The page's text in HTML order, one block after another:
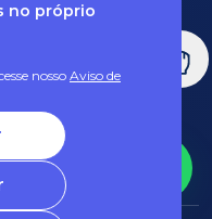
no próprio
nosso Aviso de
e LGPD, entre em
via e-mail: